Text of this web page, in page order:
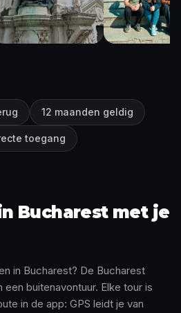
12 maanden geldig
toegang
Bucharest met je
in Bucharest? De Bucharest
buitenavontuur. Elke tour is
in de app: GPS leidt je van